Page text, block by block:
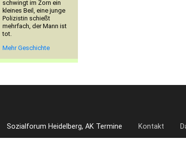
schwingt im Zorn ein
kleines Beil, eine junge
Polizistin schießt
mehrfach, der Mann ist
tot.
Mehr Geschichte
Sozialforum Heidelberg, AK Termine Kontakt